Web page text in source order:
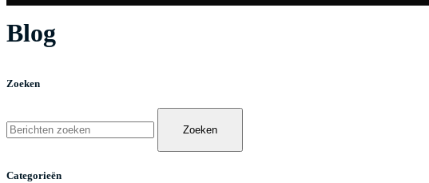
Blog
Zoeken
Zoeken
Categorieën